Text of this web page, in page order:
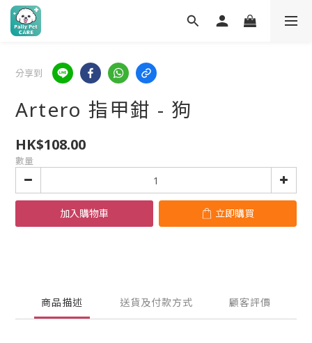
分享到
Artero 指甲鉗 - 狗
HK$108.00
數量
加入購物車 立即購買
商品描述 送貨及付款方式 顧客評價